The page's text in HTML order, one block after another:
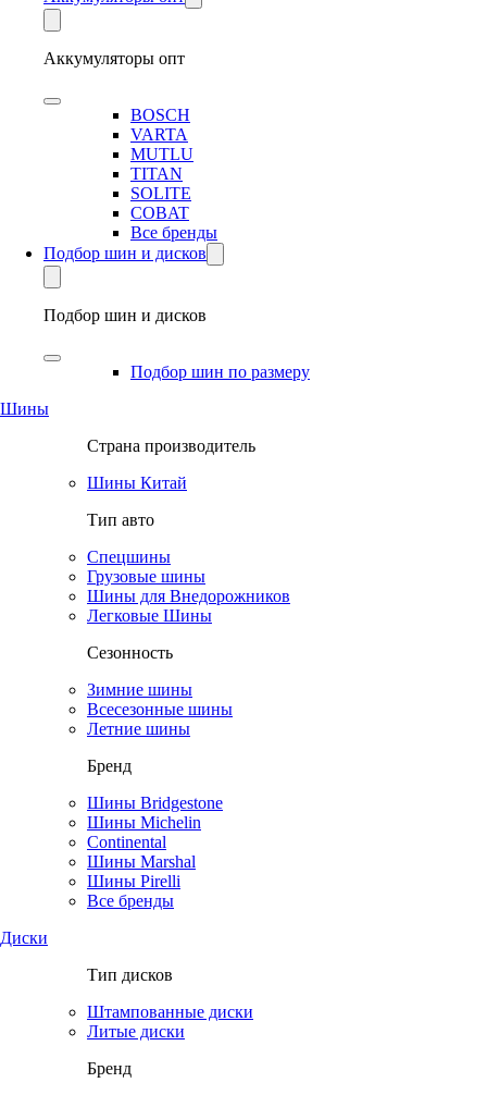
Аккумуляторы опт
BOSCH
VARTA
MUTLU
TITAN
SOLITE
COBAT
Все бренды
Подбор шин и дисков
Подбор шин и дисков
Подбор шин по размеру
Шины
Страна производитель
Шины Китай
Тип авто
Спецшины
Грузовые шины
Шины для Внедорожников
Легковые Шины
Сезонность
Зимние шины
Всесезонные шины
Летние шины
Бренд
Шины Bridgestone
Шины Michelin
Continental
Шины Marshal
Шины Pirelli
Все бренды
Диски
Тип дисков
Штампованные диски
Литые диски
Бренд